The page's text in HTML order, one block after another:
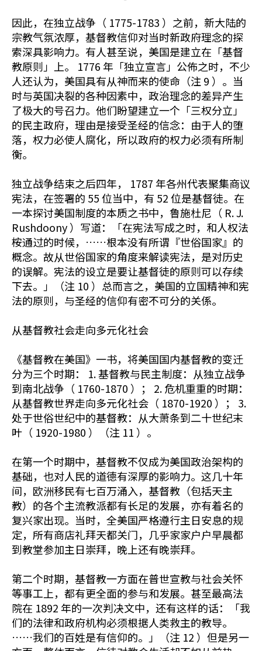
因此，在独立战争（ 1775-1783 ）之前，新大陆的
宗教气氛浓厚，基督教信仰对当时新政府理念的探
索深具影响力。有人甚至说，美国是建立在「基督
教原则」上。 1776 年「独立宣言」公佈之时，不少
人还认为，美国具有从神而来的使命（注 9 ）。当
时与英国决裂的各种因素中，政治理念的差异产生
了极大的号召力。他们盼望建立一个「三权分立」
的民主政府，理由是接受圣经的信念：由于人的堕
落，权力必使人腐化，所以政府的权力必须有所制
衡。
独立战争结束之后四年， 1787 年各州代表聚集商议
宪法，在签署的 55 位当中，有 52 位是基督徒。在
一本探讨美国制度的本质之书中，鲁施杜尼（ R. J.
Rushdoony ）写道：「在宪法写成之时，和人权法
桉通过的时候，……根本没有所谓『世俗国家』的
概念。故从世俗国家的角度来解读宪法，是对历史
的误解。宪法的设立是要让基督徒的原则可以存续
下去。」（注 10 ）总而言之，美国的立国精神和宪
法的原则，与圣经的信仰有密不可分的关係。
从基督教社会走向多元化社会
《基督教在美国》一书，将美国国内基督教的变迁
分为三个时期： 1. 基督教与民主制度：从独立战争
到南北战争（ 1760-1870 ）； 2. 危机重重的时期：
从基督教世界走向多元化社会（ 1870-1920 ）； 3.
处于世俗世纪中的基督教：从大萧条到二十世纪末
叶（ 1920-1980 ）（注 11 ）。
在第一个时期中，基督教不仅成为美国政治架构的
基础，也对人民的道德有深厚的影响力。这几十年
间，欧洲移民有七百万涌入，基督教（包括天主
教）的各个主流教派都有长足的发展，亦有着名的
复兴家出现。当时，全美国严格遵行主日安息的规
定，所有商店礼拜天都关门，几乎家家户户早晨都
到教堂参加主日崇拜，晚上还有晚崇拜。
第二个时期，基督教一方面在普世宣教与社会关怀
等事工上，都有更全面的参与和发展。甚至最高法
院在 1892 年的一次判决文中，还有这样的话：「我
们的法律和政府机构必须根据人类救主的教导。
……我们的百姓是有信仰的。」（注 12 ）但是另一